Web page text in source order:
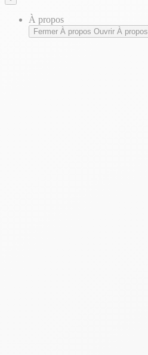
À propos
Fermer À propos Ouvrir À propos